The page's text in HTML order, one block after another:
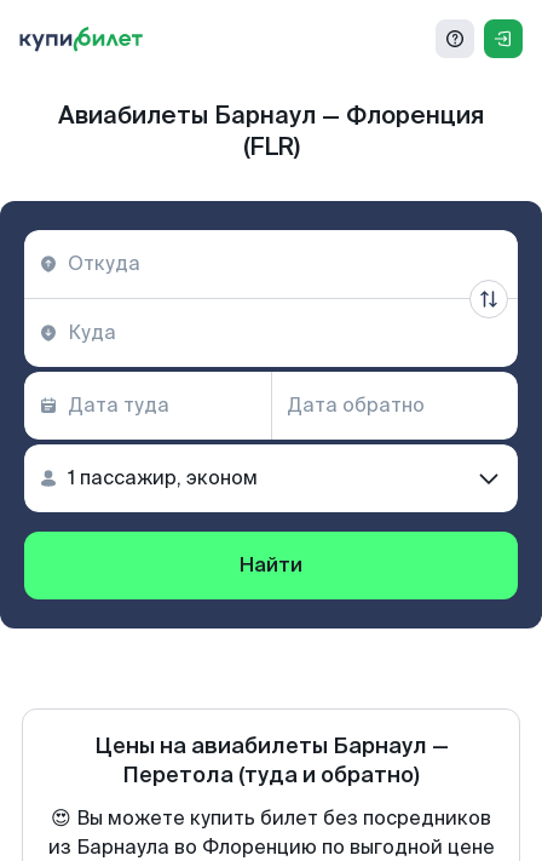
Авиабилеты Барнаул — Флоренция
(FLR)
Найти
Цены на авиабилеты Барнаул —
Перетола (туда и обратно)
😍 Вы можете купить билет без посредников
из Барнаула во Флоренцию по выгодной цене